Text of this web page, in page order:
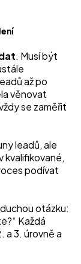
. Musí být
až po
věnovat
se zaměřit
leadů, ale
kvalifikované,
podívat
otázku:
Každá
a 3. úrovně a